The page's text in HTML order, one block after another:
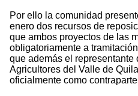
Por ello la comunidad
enero dos recursos de
que ambos proyectos de las
obligatoriamente a
que además el representante
Agricultores del Valle de
oficialmente como